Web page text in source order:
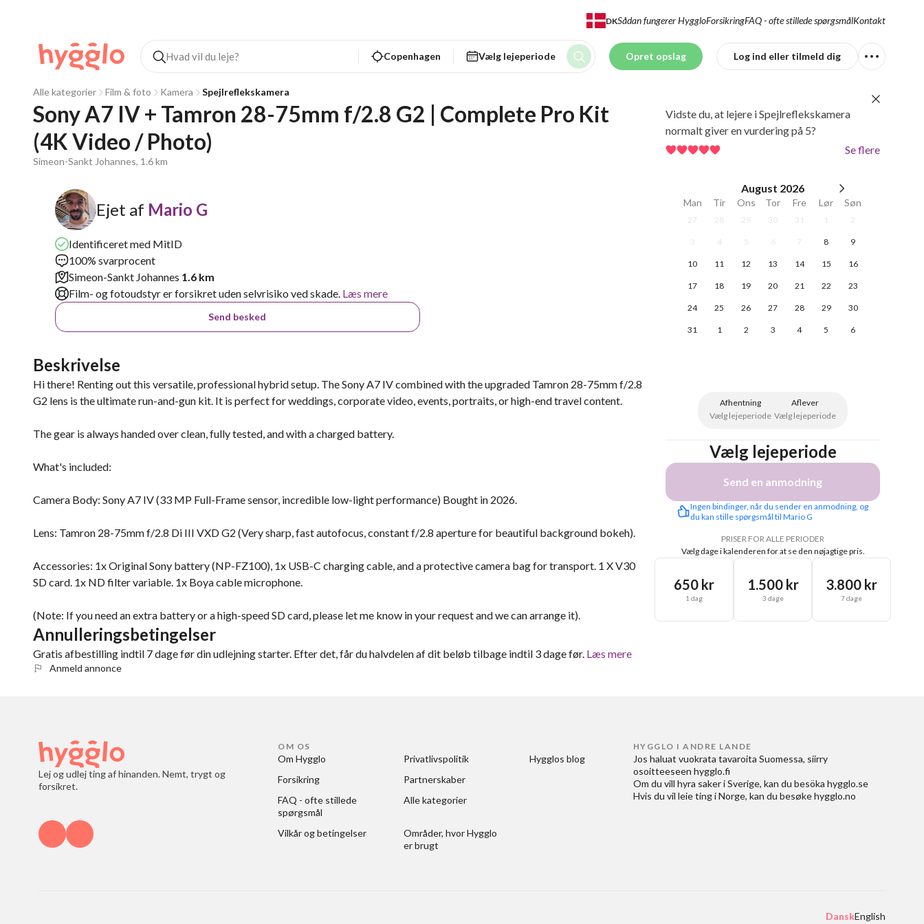
DKSådan fungerer HyggloForsikringFAQ - ofte stillede spørgsmålKontakt
Copenhagen Vælg lejeperiode Opret opslag Log ind eller tilmeld dig
Alle kategorier Film & foto Kamera Spejlreflekskamera
Sony A7 IV + Tamron 28-75mm f/2.8 G2 | Complete Pro Kit
(4K Video / Photo)
Simeon-Sankt Johannes, 1.6 km
Ejet af Mario G
Identificeret med MitID
100% svarprocent
Simeon-Sankt Johannes 1.6 km
Film- og fotoudstyr er forsikret uden selvrisiko ved skade. Læs mere
Send besked
Beskrivelse
Hi there! Renting out this versatile, professional hybrid setup. The Sony A7 IV combined with the upgraded Tamron 28-75mm f/2.8
G2 lens is the ultimate run-and-gun kit. It is perfect for weddings, corporate video, events, portraits, or high-end travel content.
The gear is always handed over clean, fully tested, and with a charged battery.
What's included:
Camera Body: Sony A7 IV (33 MP Full-Frame sensor, incredible low-light performance) Bought in 2026.
Lens: Tamron 28-75mm f/2.8 Di III VXD G2 (Very sharp, fast autofocus, constant f/2.8 aperture for beautiful background bokeh).
Accessories: 1x Original Sony battery (NP-FZ100), 1x USB-C charging cable, and a protective camera bag for transport. 1 X V30
SD card. 1x ND filter variable. 1x Boya cable microphone.
(Note: If you need an extra battery or a high-speed SD card, please let me know in your request and we can arrange it).
Annulleringsbetingelser
Gratis afbestilling indtil 7 dage før din udlejning starter. Efter det, får du halvdelen af dit beløb tilbage indtil 3 dage før. Læs mere
Vidste du, at lejere i Spejlreflekskamera
normalt giver en vurdering på 5?
Se flere
August 2026
Man Tir Ons Tor Fre Lør Søn
27 28 29 30 31 1 2
3 4 5 6 7 8 9
10 11 12 13 14 15 16
17 18 19 20 21 22 23
24 25 26 27 28 29 30
31 1 2 3 4 5 6
Afhentning
Vælg lejeperiode
Aflever
Vælg lejeperiode
Vælg lejeperiode
Send en anmodning
Ingen bindinger, når du sender en anmodning, og
du kan stille spørgsmål til Mario G
PRISER FOR ALLE PERIODER
Vælg dage i kalenderen for at se den nøjagtige pris.
650 kr
1 dag
1.500 kr
3 dage
3.800 kr
7 dage
Anmeld annonce
Lej og udlej ting af hinanden. Nemt, trygt og
forsikret.
OM OS
Om Hygglo
Forsikring
FAQ - ofte stillede
spørgsmål
Vilkår og betingelser
Privatlivspolitik
Partnerskaber
Alle kategorier
Områder, hvor Hygglo
er brugt
Hygglos blog
HYGGLO I ANDRE LANDE
Jos haluat vuokrata tavaroita Suomessa, siirry
osoitteeseen hygglo.fi
Om du vill hyra saker i Sverige, kan du besöka hygglo.se
Hvis du vil leie ting i Norge, kan du besøke hygglo.no
DanskEnglish